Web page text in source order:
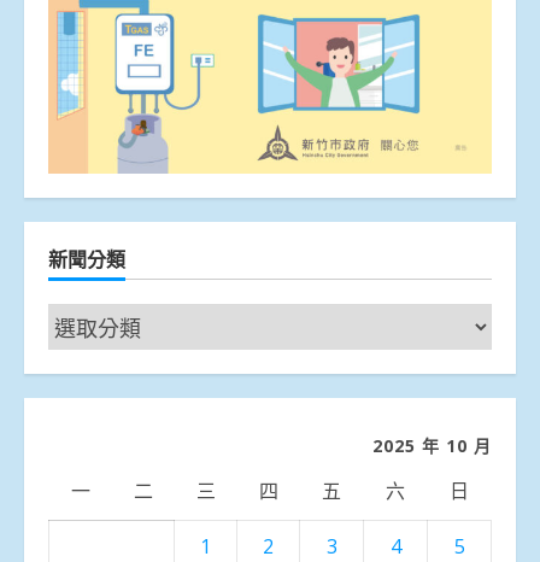
新聞分類
新
聞
分
2025 年 10 月
一 二 三 四 五 六 日
1 2 3 4
5